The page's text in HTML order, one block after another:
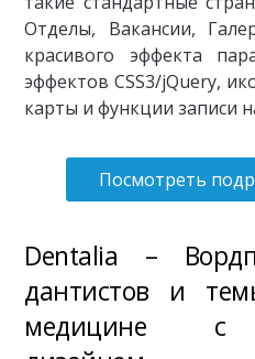
Отделы, Вакансии,
красивого эффекта
эффектов CSS3/jQuery,
карты и функции записи
Посмотреть
Dentalia –
дантистов и
медицине с